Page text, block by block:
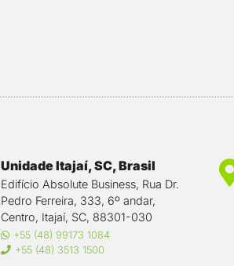
Unidade Itajaí, SC, Brasil
Edifício Absolute Business, Rua Dr.
Pedro Ferreira, 333, 6º andar,
Centro, Itajaí, SC, 88301-030
+55 (48) 99173 1084
+55 (48) 3513 1500